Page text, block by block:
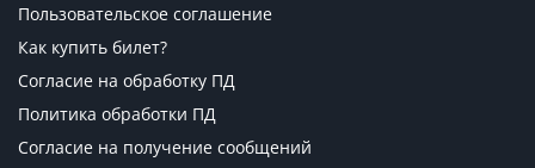
Пользовательское соглашение
Как купить билет?
Согласие на обработку ПД
Политика обработки ПД
Согласие на получение сообщений